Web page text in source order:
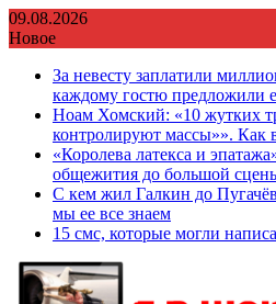
Перейти
к
09.08.2026
Новое
За невесту заплатили
каждому гостю предложили
Ноам Хомский: «10 жутких
контролируют массы»». Как
«Королева латекса и
общежития до большой
С кем жил Галкин до
мы ее все знаем
15 смс, которые могли